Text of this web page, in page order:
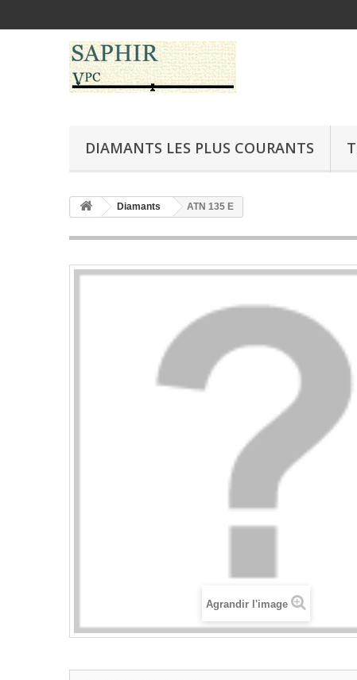
DIAMANTS LES PLUS COURANTS
Diamants ATN 135 E
Agrandir l'image